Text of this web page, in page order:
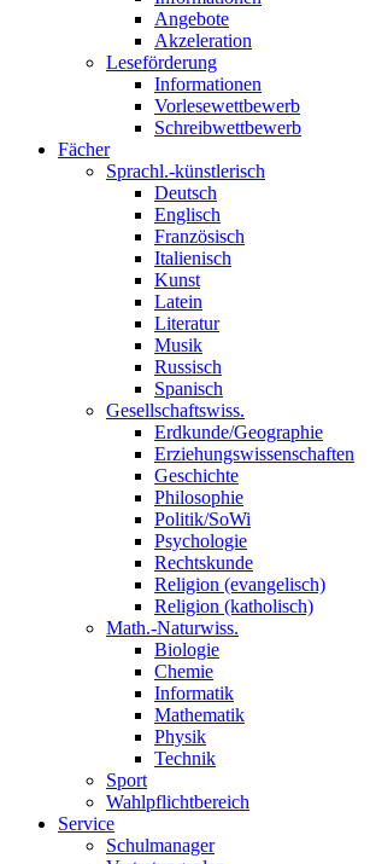
Angebote
Akzeleration
Leseförderung
Informationen
Vorlesewettbewerb
Schreibwettbewerb
Fächer
Sprachl.-künstlerisch
Deutsch
Englisch
Französisch
Italienisch
Kunst
Latein
Literatur
Musik
Russisch
Spanisch
Gesellschaftswiss.
Erdkunde/Geographie
Erziehungswissenschaften
Geschichte
Philosophie
Politik/SoWi
Psychologie
Rechtskunde
Religion (evangelisch)
Religion (katholisch)
Math.-Naturwiss.
Biologie
Chemie
Informatik
Mathematik
Physik
Technik
Sport
Wahlpflichtbereich
Service
Schulmanager